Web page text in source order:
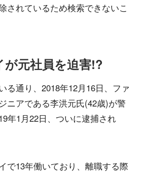
されているため検索できないこ
が元社員を迫害!?
る通り、2018年12月16日、ファ
ニアである李洪元氏(42歳)が警
年1月22日、ついに逮捕され
で13年働いており、離職する際